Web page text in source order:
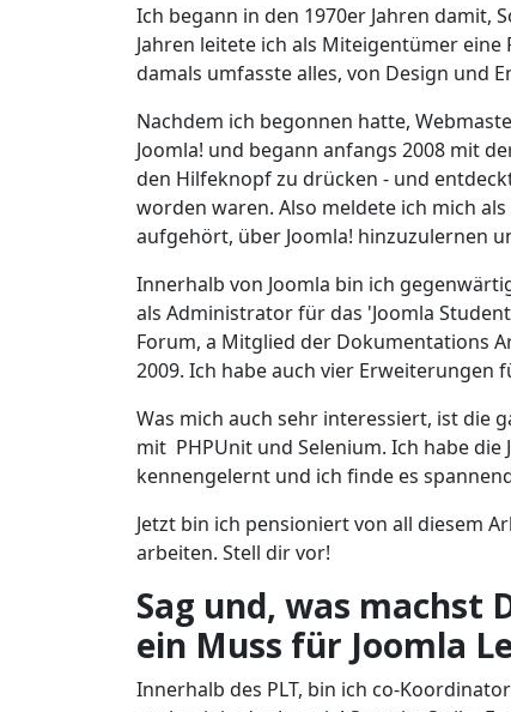
Ich begann in den 1970er Jahren damit,
Jahren leitete ich als Miteigentümer
damals umfasste alles, von Design und
Nachdem ich begonnen hatte,
Joomla! und begann anfangs 2008 mit
den Hilfeknopf zu drücken - und
worden waren. Also meldete ich mich
aufgehört, über Joomla! hinzuzulernen
Innerhalb von Joomla bin ich
als Administrator für das 'Joomla
Forum, a Mitglied der Dokumentations
2009. Ich habe auch vier Erweiterungen
Was mich auch sehr interessiert, ist die
mit PHPUnit und Selenium. Ich habe
kennengelernt und ich finde es
Jetzt bin ich pensioniert von all diesem
arbeiten. Stell dir vor!
Sag und, was machst
ein Muss für Joomla
Innerhalb des PLT, bin ich co-